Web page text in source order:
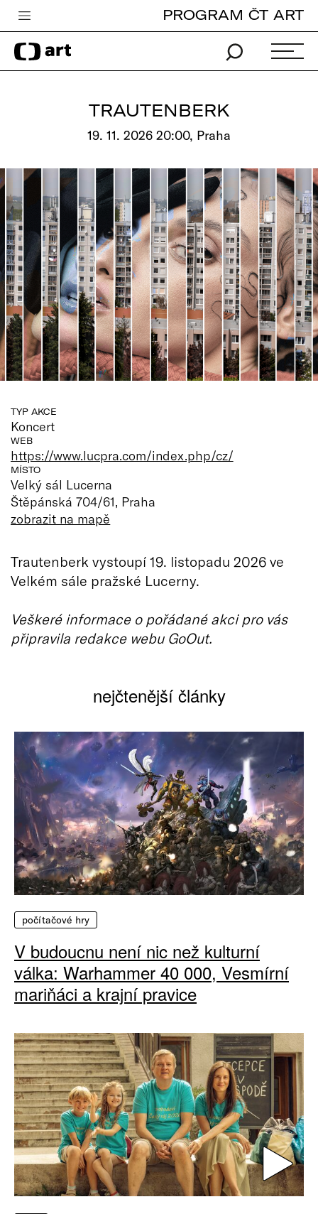
Česká televize
Zpravodajství
Pro děti
edu
Vše o ČT
PROGRAM ČT ART
TRAUTENBERK
19. 11. 2026 20:00, Praha
TYP AKCE
Koncert
WEB
https://www.lucpra.com/index.php/cz/
MÍSTO
Velký sál Lucerna
Štěpánská 704/61, Praha
zobrazit na mapě
Trautenberk vystoupí 19. listopadu 2026 ve
Velkém sále pražské Lucerny.
Veškeré informace o pořádané akci pro vás
připravila redakce webu GoOut.
nejčtenější články
počítačové hry
V budoucnu není nic než kulturní
válka: Warhammer 40 000, Vesmírní
mariňáci a krajní pravice